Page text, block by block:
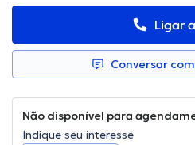
Ligar
Conversar
Não disponível para
Indique seu interesse